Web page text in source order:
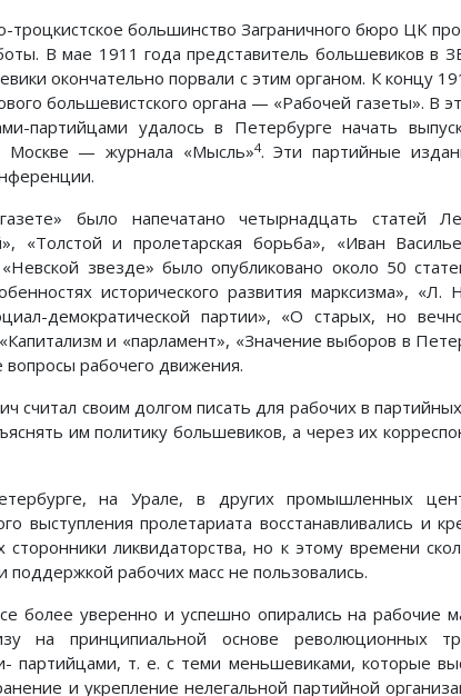
троцкистское большинство Заграничного бюро ЦК
В мае 1911 года представитель большевиков в
окончательно порвали с этим органом. К концу
большевистского органа — «Рабочей газеты». В
партийцами удалось в Петербурге начать
Москве — журнала «Мысль»4. Эти партийные
было напечатано четырнадцать статей
«Толстой и пролетарская борьба», «Иван
звезде» было опубликовано около 50
исторического развития марксизма», «Л.
демократической партии», «О старых, но
и «парламент», «Значение выборов в
рабочего движения.
считал своим долгом писать для рабочих в
им политику большевиков, а через их
на Урале, в других промышленных
выступления пролетариата восстанавливались и
сторонники ликвидаторства, но к этому времени
поддержкой рабочих масс не пользовались.
более уверенно и успешно опирались на рабочие
на принципиальной основе революционных
партийцами, т. е. с теми меньшевиками, которые
и укрепление нелегальной партийной